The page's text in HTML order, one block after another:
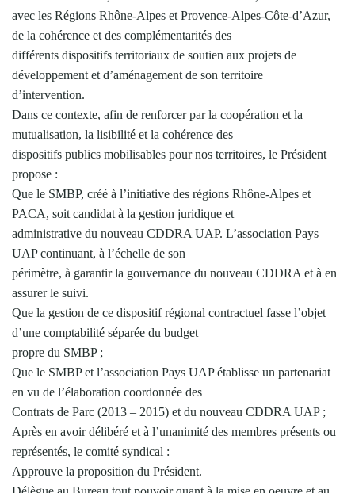
avec les Régions Rhône-Alpes et Provence-Alpes-Côte-d’Azur,
de la cohérence et des complémentarités des
différents dispositifs territoriaux de soutien aux projets de
développement et d’aménagement de son territoire
d’intervention.
Dans ce contexte, afin de renforcer par la coopération et la
mutualisation, la lisibilité et la cohérence des
dispositifs publics mobilisables pour nos territoires, le Président
propose :
Que le SMBP, créé à l’initiative des régions Rhône-Alpes et
PACA, soit candidat à la gestion juridique et
administrative du nouveau CDDRA UAP. L’association Pays
UAP continuant, à l’échelle de son
périmètre, à garantir la gouvernance du nouveau CDDRA et à en
assurer le suivi.
Que la gestion de ce dispositif régional contractuel fasse l’objet
d’une comptabilité séparée du budget
propre du SMBP ;
Que le SMBP et l’association Pays UAP établisse un partenariat
en vu de l’élaboration coordonnée des
Contrats de Parc (2013 – 2015) et du nouveau CDDRA UAP ;
Après en avoir délibéré et à l’unanimité des membres présents ou
représentés, le comité syndical :
Approuve la proposition du Président.